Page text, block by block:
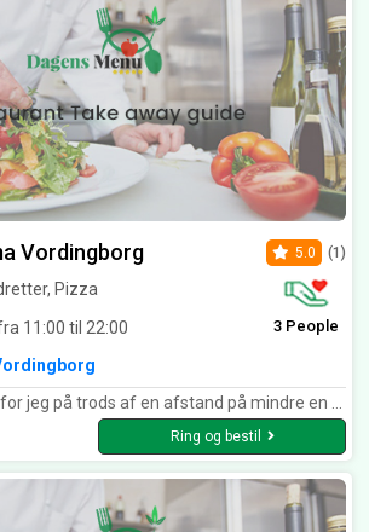
Vordingborg
Pizza
11:00 til 22:00
5.0 (1)
3 People
noget oftere. Nu har jeg inden for de sidste tre uger, besøgt Roma og det har begge gange været en rigtig god oplevelse med veltilberedt mad i hyggelige omgivelser. Maden er autentisk og personalet er søde og rare.. Jeg siger tak for dejlig mad og vi ses snart igen :-)
Ring og bestil